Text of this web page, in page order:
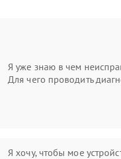
Я уже знаю в чем
Для чего проводить
Я хочу, чтобы мое